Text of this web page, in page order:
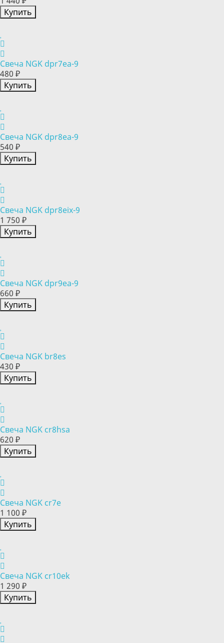
Купить
Свеча NGK dpr7ea-9
480 ₽
Купить
Свеча NGK dpr8ea-9
540 ₽
Купить
Свеча NGK dpr8eix-9
1 750 ₽
Купить
Свеча NGK dpr9ea-9
660 ₽
Купить
Свеча NGK br8es
430 ₽
Купить
Свеча NGK cr8hsa
620 ₽
Купить
Свеча NGK cr7e
1 100 ₽
Купить
Свеча NGK cr10ek
1 290 ₽
Купить